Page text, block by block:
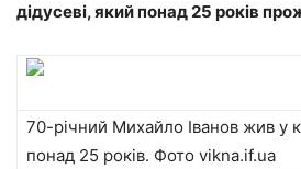
дідусеві, який понад 25 років
70-річний Михайло Іванов жив у
понад 25 років. Фото vikna.if.ua